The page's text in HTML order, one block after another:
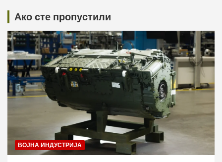
Ако сте пропустили
ВОЈНА ИНДУСТРИЈА